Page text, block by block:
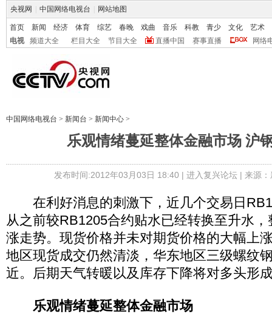
央视网 中国网络电视台 网站地图
首页 新闻 经济 体育 综艺 春晚 戏曲 音乐 科教 青少 文化
艺术
电视
频道大全 栏目大全 节目大全 直播中国 赛事直播 网络
中国网络电视台 > 新闻台 > 新闻中心 >
乐观情绪蔓延整体金融市场 沪
发布时间:2012年03月03日 18:40 | 进入复兴论坛| 来源
在利好消息的刺激下，近几个交易日
从之前较RB1205合约贴水已经转换至升水
涨走势。现货价格并未对期货价格的大幅上
地区现货成交仍然清淡，华东地区三级螺纹
近。后期天气转暖以及库存下降将对多头形
乐观情绪蔓延整体金融市场